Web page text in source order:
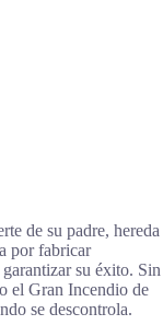
de su padre, hereda
por fabricar
su éxito. Sin
el Gran Incendio de
se descontrola.